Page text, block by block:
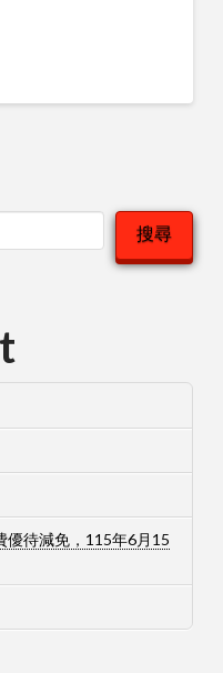
搜尋
優待減免，115年6月15